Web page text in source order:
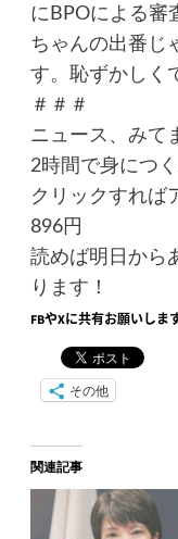
にBPOによる審
ちゃんの出番じ
す。恥ずかしく
＃＃＃
ニュース、みて
2時間で身につ
クリックすれば
896円
読めば明日から
ります！
FBやXに共有お願いしま
その他
関連記事